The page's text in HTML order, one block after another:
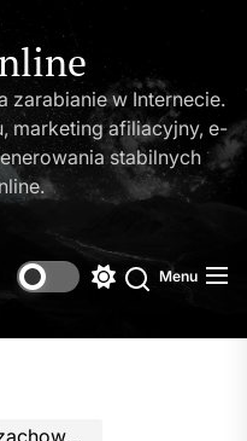
zarabianie w Internecie.
marketing afiliacyjny, e-
stabilnych
SwitchSearch
Menu